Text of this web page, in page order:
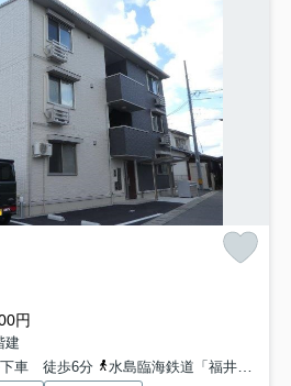
円
建
下車 徒歩6分
水島臨海鉄道「福井」駅 徒歩40分